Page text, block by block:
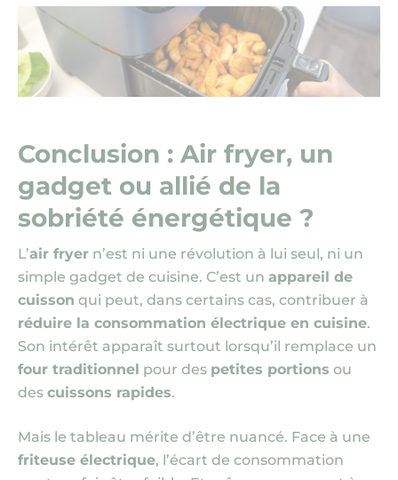
Conclusion : Air fryer, un
gadget ou allié de la
sobriété énergétique ?
L’air fryer n’est ni une révolution à lui seul, ni un
simple gadget de cuisine. C’est un appareil de
cuisson qui peut, dans certains cas, contribuer à
réduire la consommation électrique en cuisine.
Son intérêt apparaît surtout lorsqu’il remplace un
four traditionnel pour des petites portions ou
des cuissons rapides.
Mais le tableau mérite d’être nuancé. Face à une
friteuse électrique, l’écart de consommation